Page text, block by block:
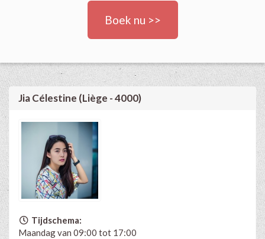
Boek nu >>
Jia Célestine (Liège - 4000)
Tijdschema:
Maandag van 09:00 tot 17:00